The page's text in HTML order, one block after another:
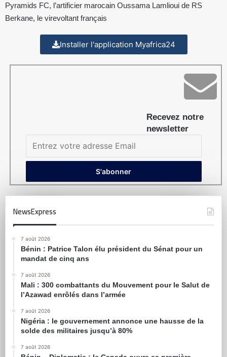
Pyramids FC, l’artificier marocain Oussama Lamlioui de RS
Berkane, le virevoltant français
Installer l'application Myafrica24
Recevez notre
newsletter
NewsExpress
7 août 2026
Bénin : Patrice Talon élu président du Sénat pour un
mandat de cinq ans
7 août 2026
Mali : 300 combattants du Mouvement pour le Salut de
l’Azawad enrôlés dans l’armée
7 août 2026
Nigéria : le gouvernement annonce une hausse de la
solde des militaires jusqu’à 80%
7 août 2026